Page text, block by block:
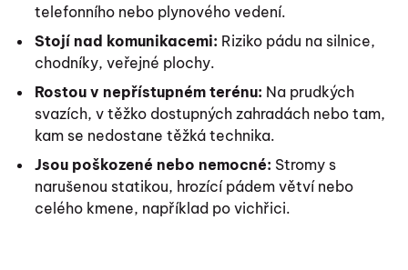
telefonního nebo plynového vedení.
Stojí nad komunikacemi: Riziko pádu na silnice,
chodníky, veřejné plochy.
Rostou v nepřístupném terénu: Na prudkých
svazích, v těžko dostupných zahradách nebo tam,
kam se nedostane těžká technika.
Jsou poškozené nebo nemocné: Stromy s
narušenou statikou, hrozící pádem větví nebo
celého kmene, například po vichřici.